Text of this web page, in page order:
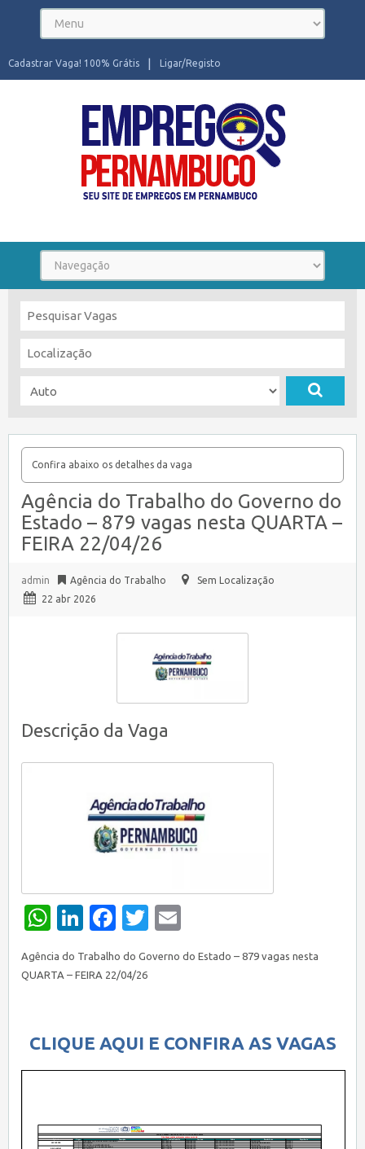
Ligar/Registo
Cadastrar Vaga! 100% Grátis
Confira abaixo os detalhes da vaga
Agência do Trabalho do Governo do
Estado – 879 vagas nesta QUARTA –
FEIRA 22/04/26
admin Agência do Trabalho
Sem Localização
22 abr 2026
Descrição da Vaga
WhatsApp
LinkedIn
Facebook
Twitter
Agência do Trabalho do Governo do Estado – 879 vagas nesta
QUARTA – FEIRA 22/04/26
CLIQUE AQUI E CONFIRA AS VAGAS